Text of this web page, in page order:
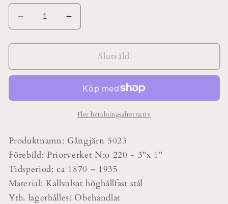
Minska
kvantitet
för
No
Öka
kvantitet
för
Gångjärn
No
Slutsåld
Fler betalningsalternativ
Produktnamn: Gångjärn 5023
Förebild: Priorverket N:o 220 - 3"x 1"
Tidsperiod: ca 1870 – 1935
Material: Kallvalsat höghållfast stål
Ytb. lagerhålles: Obehandlat